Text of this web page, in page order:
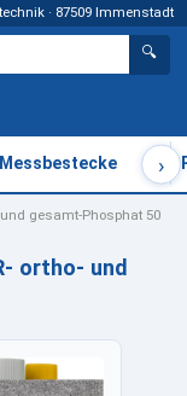
· 87509 Immenstadt
🔍
Messbestecke ›
und gesamt-Phosphat 50
ortho- und